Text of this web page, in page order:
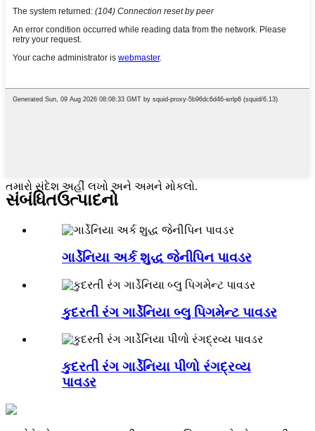
તમારો સંદેશ અહીં લખો અને અમને મોકલો.
સંબંધિતઉત્પાદનો
ગાર્ડેનિયા અર્ક શુદ્ધ જેનીપિન પાવડર
કુદરતી રંગ ગાર્ડેનિયા બ્લુ પિગમેન્ટ પાવડર
કુદરતી રંગ ગાર્ડેનિયા પીળો રંગદ્રવ્ય
પાવડર